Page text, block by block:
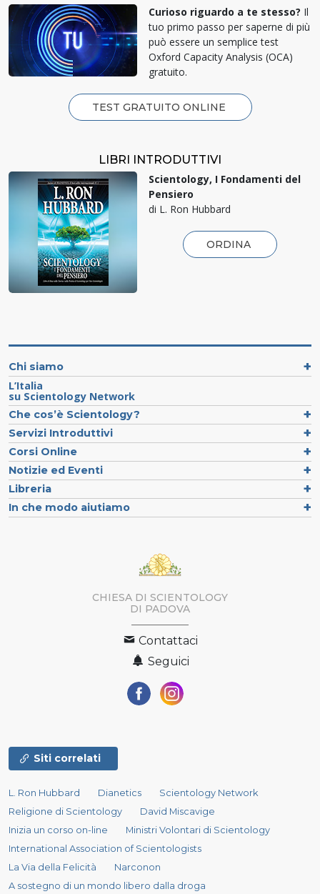
Curioso riguardo a te stesso? Il
tuo primo passo per saperne di più
può essere un semplice test
Oxford Capacity Analysis (OCA)
gratuito.
TEST GRATUITO ONLINE
LIBRI INTRODUTTIVI
Scientology, I Fondamenti del
Pensiero
di L. Ron Hubbard
ORDINA
Chi siamo
L’Italia
su Scientology Network
Che cos’è Scientology?
Servizi Introduttivi
Corsi Online
Notizie ed Eventi
Libreria
In che modo aiutiamo
CHIESA DI SCIENTOLOGY
DI PADOVA
Contattaci
Seguici
Siti correlati
L. Ron Hubbard Dianetics
Scientology Network
Religione di Scientology
David Miscavige
Inizia un corso on-line
Ministri Volontari di Scientology
International Association of Scientologists
La Via della Felicità
Narconon
A sostegno di un mondo libero dalla droga